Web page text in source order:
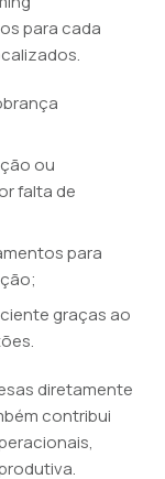
para cada
ou
falta de
para
graças ao
diretamente
contribui